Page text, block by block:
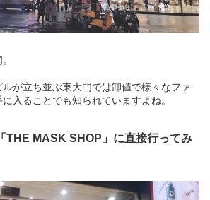
が立ち並ぶ東大門では卸値で様々なファ
入ることでも知られていますよね。
THE MASK SHOP」に直接行ってみ